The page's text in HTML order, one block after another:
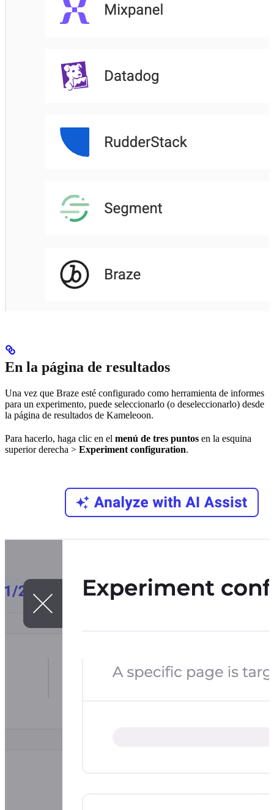
En la página de resultados
Una vez que Braze esté configurado como herramienta de informes
para un experimento, puede seleccionarlo (o deseleccionarlo) desde
la página de resultados de Kameleoon.
Para hacerlo, haga clic en el menú de tres puntos en la esquina
superior derecha > Experiment configuration.